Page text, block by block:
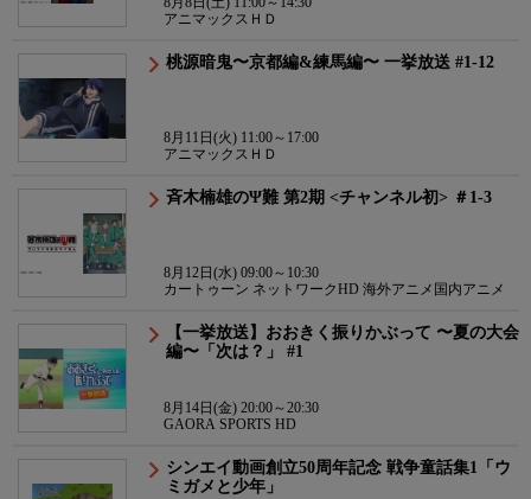
アニマックスＨＤ
桃源暗鬼〜京都編&練馬編〜 一挙放送 #1-12
8月11日(火) 11:00～17:00
アニマックスＨＤ
斉木楠雄のΨ難 第2期 <チャンネル初> ＃1-3
8月12日(水) 09:00～10:30
カートゥーン ネットワークHD 海外アニメ国内アニメ
【一挙放送】おおきく振りかぶって 〜夏の大会
編〜「次は？」 #1
8月14日(金) 20:00～20:30
GAORA SPORTS HD
シンエイ動画創立50周年記念 戦争童話集1「ウ
ミガメと少年」